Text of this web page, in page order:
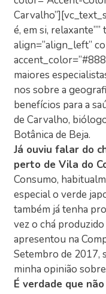
é, em si,
align=”align_left”
maiores
nos sobre a
benefícios para a
de Carvalho,
Botânica de Beja.
Já ouviu falar do
perto de Vila do
Consumo,
especial o verde
também já tenha
vez o chá
apresentou na
Setembro de 2017,
minha opinião
É verdade que